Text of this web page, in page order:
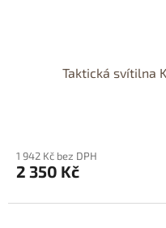
Taktická svítilna
1 942 Kč bez DPH
2 350 Kč